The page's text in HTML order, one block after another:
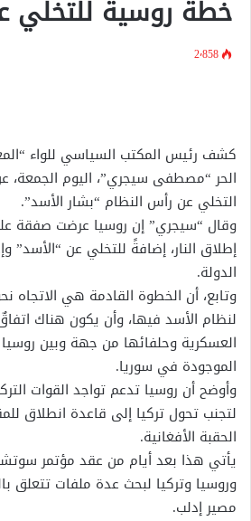
خطةً روسية للتخلي
2٬858
كشف رئيس المكتب السياسي للواء
الحر “مصطفى سيجري”، اليوم
التخلي عن رأس النظام “بشار الأسد”.
وقال “سيجري” إن روسيا عرضت صفقة
إطلاق النار، إضافةً للتخلي عن
الدولة.
وتابع، أن الخطوة القادمة هي
لنظام الأسد فيها، وأن يكون هناك
العسكرية وحلفائها من جهة وبين روسيا
الموجودة في سوريا.
وأوضح أن روسيا تدعم تواجد القوات
لتجنب تحول تركيا إلى قاعدة انطلاق
الحقبة الأفغانية.
يأتي هذا بعد أيام من عقد مؤتمر
وروسيا وتركيا لبحث عدة ملفات تتعلق
مصير إدلب.